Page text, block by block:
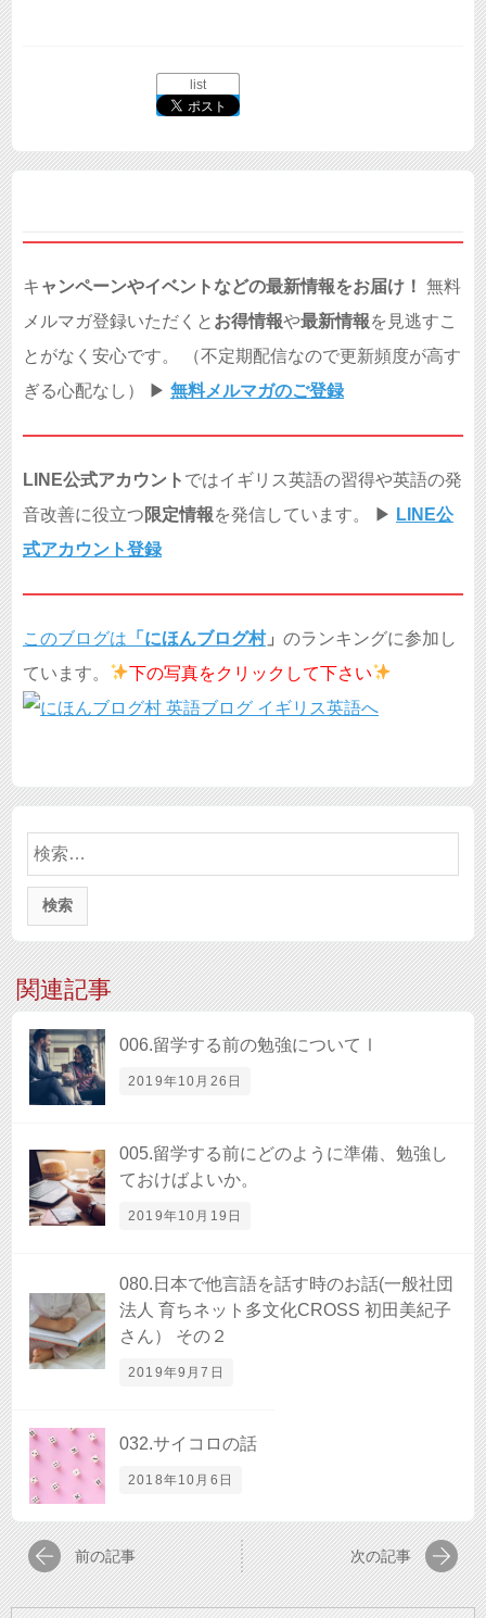
list
キ ャンペーンやイベントなどの最新情報をお届け！ 無料
メルマガ登録いただくと お得情報や最新情報を見逃すこ
とがなく安心です。 （不定期配信なので更新頻度が高す
ぎる心配なし） ▶︎ 無料メルマガのご登録
LINE公式アカウント ではイギリス英語の習得や英語の発
音改善に役立つ 限定情報を発信しています。 ▶︎ LINE公
式アカウント登録
このブログは 「 にほんブログ村」 のランキングに参加し
ています。
下の写真をクリックして下さい
検
索:
関連記事
006.留学する前の勉強についてⅠ
2019年10月26日
005.留学する前にどのように準備、勉強し
ておけばよいか。
2019年10月19日
080.日本で他言語を話す時のお話(一般社団
法人 育ちネット多文化CROSS 初田美紀子
さん） その２
2019年9月7日
032.サイコロの話
2018年10月6日
前の記事 次の記事